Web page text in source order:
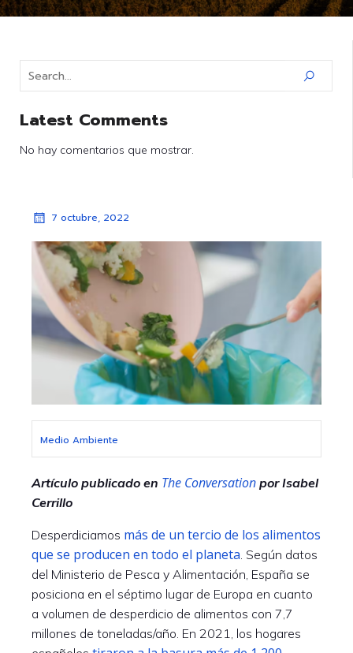
Latest Comments
No hay comentarios que mostrar.
7 octubre, 2022
Medio Ambiente
Artículo publicado en The Conversation por Isabel
Cerrillo
Desperdiciamos más de un tercio de los alimentos
que se producen en todo el planeta. Según datos
del Ministerio de Pesca y Alimentación, España se
posiciona en el séptimo lugar de Europa en cuanto
a volumen de desperdicio de alimentos con 7,7
millones de toneladas/año. En 2021, los hogares